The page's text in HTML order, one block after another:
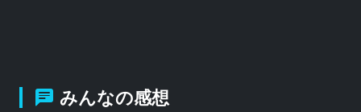
みんなの感想